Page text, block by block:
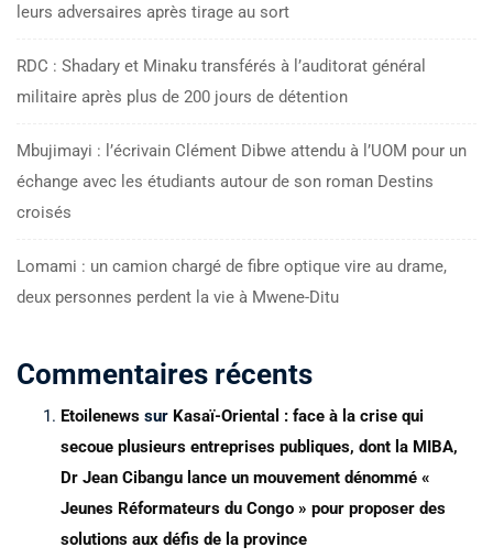
leurs adversaires après tirage au sort
RDC : Shadary et Minaku transférés à l’auditorat général
militaire après plus de 200 jours de détention
Mbujimayi : l’écrivain Clément Dibwe attendu à l’UOM pour un
échange avec les étudiants autour de son roman Destins
croisés
Lomami : un camion chargé de fibre optique vire au drame,
deux personnes perdent la vie à Mwene-Ditu
Commentaires récents
Etoilenews sur Kasaï-Oriental : face à la crise qui
secoue plusieurs entreprises publiques, dont la MIBA,
Dr Jean Cibangu lance un mouvement dénommé «
Jeunes Réformateurs du Congo » pour proposer des
solutions aux défis de la province